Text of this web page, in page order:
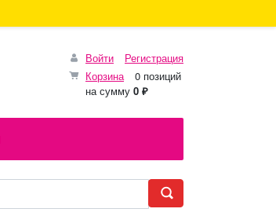
Войти
Регистрация
Корзина
0 позиций
на сумму 0 ₽